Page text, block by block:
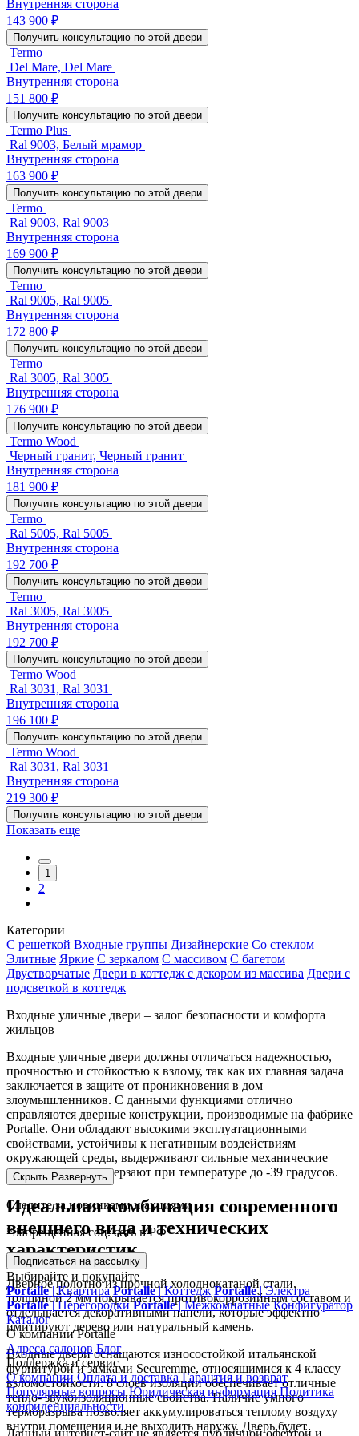
Внутренняя сторона
143 900 ₽
Получить консультацию по этой двери
Termo
Del Mare, Del Mare
Внутренняя сторона
151 800 ₽
Получить консультацию по этой двери
Termo Plus
Ral 9003, Белый мрамор
Внутренняя сторона
163 900 ₽
Получить консультацию по этой двери
Termo
Ral 9003, Ral 9003
Внутренняя сторона
169 900 ₽
Получить консультацию по этой двери
Termo
Ral 9005, Ral 9005
Внутренняя сторона
172 800 ₽
Получить консультацию по этой двери
Termo
Ral 3005, Ral 3005
Внутренняя сторона
176 900 ₽
Получить консультацию по этой двери
Termo Wood
Черный гранит, Черный гранит
Внутренняя сторона
181 900 ₽
Получить консультацию по этой двери
Termo
Ral 5005, Ral 5005
Внутренняя сторона
192 700 ₽
Получить консультацию по этой двери
Termo
Ral 3005, Ral 3005
Внутренняя сторона
192 700 ₽
Получить консультацию по этой двери
Termo Wood
Ral 3031, Ral 3031
Внутренняя сторона
196 100 ₽
Получить консультацию по этой двери
Termo Wood
Ral 3031, Ral 3031
Внутренняя сторона
219 300 ₽
Получить консультацию по этой двери
Показать еще
1
2
Категории
С решеткой Входные группы Дизайнерские Со стеклом
Элитные Яркие С зеркалом С массивом С багетом
Двустворчатые Двери в коттедж с декором из массива Двери с
подсветкой в коттедж
Входные уличные двери – залог безопасности и комфорта
жильцов
Входные уличные двери должны отличаться надежностью,
прочностью и стойкостью к взлому, так как их главная задача
заключается в защите от проникновения в дом
злоумышленников. С данными функциями отлично
справляются дверные конструкции, производимые на фабрике
Portalle. Они обладают высокими эксплуатационными
свойствами, устойчивы к негативным воздействиям
окружающей среды, выдерживают сильные механические
нагрузки и не промерзают при температуре до -39 градусов.
Идеальная комбинация современного
внешнего вида и технических
характеристик
Дверное полотно из прочной холоднокатаной стали,
толщиной 2 мм покрывается противокоррозийным составом и
отделывается декоративными панели, которые эффектно
имитируют дерево или натуральный камень.
Входные двери оснащаются износостойкой итальянской
фурнитурой и замками Securemme, относящимися к 4 классу
взломостойкости. 8 слоев изоляции обеспечивает отличные
тепло- звукоизоляционные свойства. Наличие умного
терморазрыва позволяет аккумулироваться теплому воздуху
внутри помещения и не выходить наружу. Дверь будет
Скрыть Развернуть
Следите за новинками и акциями
*Запрещенная соц. сеть в РФ
Подписаться на рассылку
Выбирайте и покупайте
Portalle |Квартира Portalle |Коттедж Portalle |Электра
Portalle |Перегородки Portalle |Межкомнатные Конфигуратор
Каталог
О компании Portalle
Адреса салонов Блог
Поддержка и сервис
О компании Оплата и доставка Гарантия и возврат
Популярные вопросы Юридическая информация Политика
конфиденциальности
Данный интернет-сайт не является публичной офертой и